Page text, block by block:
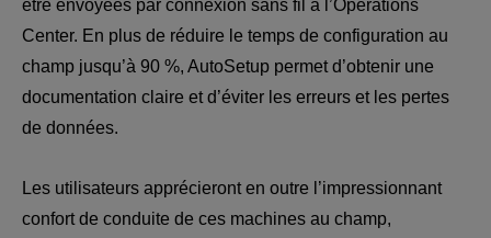
être envoyées par connexion sans fil à l’Operations
Center. En plus de réduire le temps de configuration au
champ jusqu’à 90 %, AutoSetup permet d’obtenir une
documentation claire et d’éviter les erreurs et les pertes
de données.
Les utilisateurs apprécieront en outre l’impressionnant
confort de conduite de ces machines au champ,